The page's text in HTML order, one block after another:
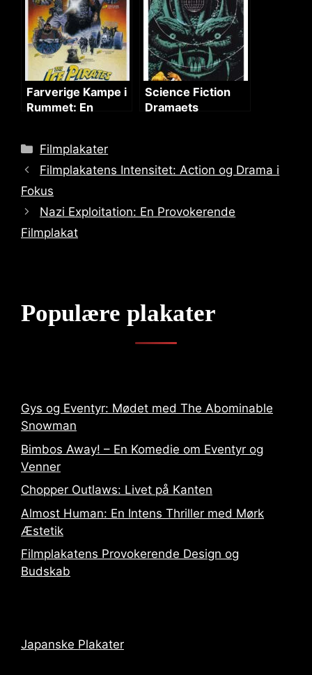
Farverige Kampe i
Rummet: En
Science Fiction
Dramaets
Categories
Filmplakater
Filmplakatens Intensitet: Action og Drama i
Fokus
Nazi Exploitation: En Provokerende
Filmplakat
Populære plakater
Gys og Eventyr: Mødet med The Abominable
Snowman
Bimbos Away! – En Komedie om Eventyr og
Venner
Chopper Outlaws: Livet på Kanten
Almost Human: En Intens Thriller med Mørk
Æstetik
Filmplakatens Provokerende Design og
Budskab
Japanske Plakater